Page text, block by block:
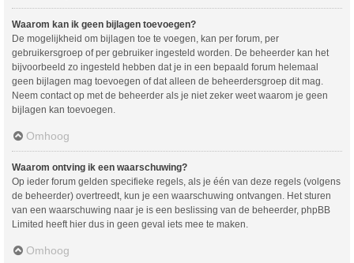
Waarom kan ik geen bijlagen toevoegen?
De mogelijkheid om bijlagen toe te voegen, kan per forum, per
gebruikersgroep of per gebruiker ingesteld worden. De beheerder kan het
bijvoorbeeld zo ingesteld hebben dat je in een bepaald forum helemaal
geen bijlagen mag toevoegen of dat alleen de beheerdersgroep dit mag.
Neem contact op met de beheerder als je niet zeker weet waarom je geen
bijlagen kan toevoegen.
Omhoog
Waarom ontving ik een waarschuwing?
Op ieder forum gelden specifieke regels, als je één van deze regels (volgens
de beheerder) overtreedt, kun je een waarschuwing ontvangen. Het sturen
van een waarschuwing naar je is een beslissing van de beheerder, phpBB
Limited heeft hier dus in geen geval iets mee te maken.
Omhoog